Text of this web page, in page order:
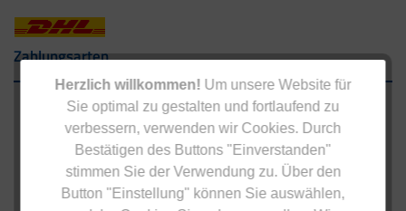
Herzlich willkommen! Um unsere Website für
Sie optimal zu gestalten und fortlaufend zu
verbessern, verwenden wir Cookies. Durch
Bestätigen des Buttons "Einverstanden"
stimmen Sie der Verwendung zu. Über den
Button "Einstellung" können Sie auswählen,
Zahlungsarten